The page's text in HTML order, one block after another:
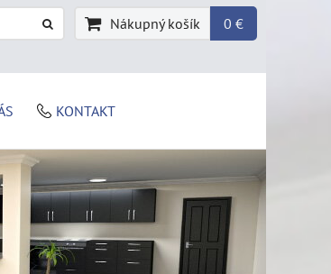
Nákupný košík 0 €
KONTAKT